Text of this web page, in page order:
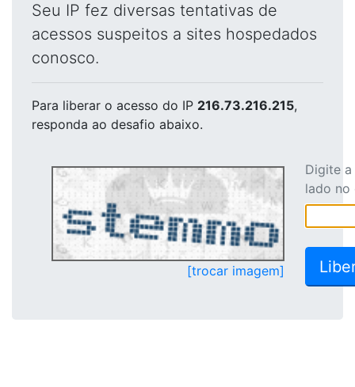
Seu IP fez diversas tentativas de
acessos suspeitos a sites hospedados
conosco.
Para liberar o acesso do IP 216.73.216.215,
responda ao desafio abaixo.
[trocar imagem]
Digite
lado no